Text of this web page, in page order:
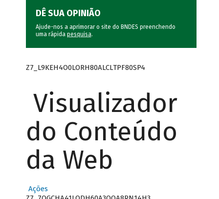
DÊ SUA OPINIÃO
Ajude-nos a aprimorar o site do BNDES preenchendo
uma rápida pesquisa.
Z7_L9KEH4O0LORH80ALCLTPF80SP4
Visualizador
do Conteúdo
da Web
Ações